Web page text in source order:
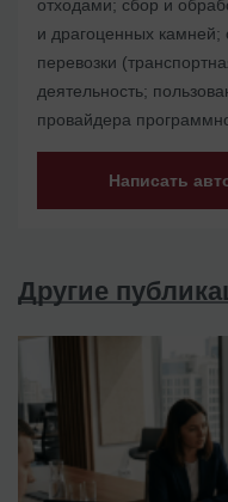
отходами; сбор и
и драгоценных камней;
перевозки
деятельность;
провайдера
Написать
Другие